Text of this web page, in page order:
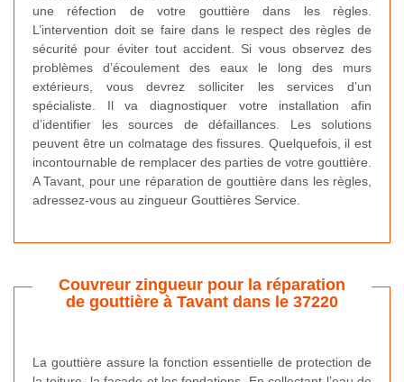
une réfection de votre gouttière dans les règles.
L’intervention doit se faire dans le respect des règles de
sécurité pour éviter tout accident. Si vous observez des
problèmes d’écoulement des eaux le long des murs
extérieurs, vous devrez solliciter les services d’un
spécialiste. Il va diagnostiquer votre installation afin
d’identifier les sources de défaillances. Les solutions
peuvent être un colmatage des fissures. Quelquefois, il est
incontournable de remplacer des parties de votre gouttière.
A Tavant, pour une réparation de gouttière dans les règles,
adressez-vous au zingueur Gouttières Service.
Couvreur zingueur pour la réparation
de gouttière à Tavant dans le 37220
La gouttière assure la fonction essentielle de protection de